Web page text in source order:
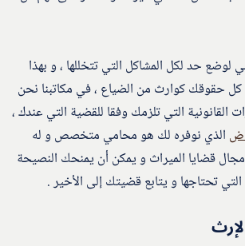
لوضع حد لكل المشاكل التي تتخللها ، و بهذا
حقوقك كوارث من الضياع ، في مكاتبنا نحن
القانونية التي تلزمك وفقا للقضية التي عندك ،
الذي نوفره لك هو محامي متخصص و له
قضايا الميراث و يمكن أن يمنحك النصيحة
التي تحتاجها و يتابع قضيتك إلى الأخير .